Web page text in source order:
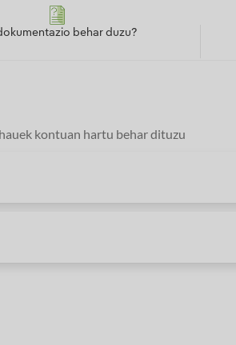
behar duzu?
kontuan hartu behar dituzu